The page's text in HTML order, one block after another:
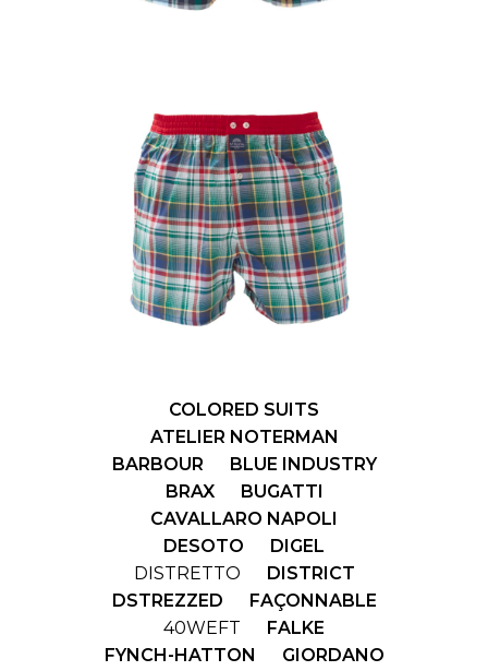
COLORED SUITS
ATELIER NOTERMAN
BARBOUR
BLUE INDUSTRY
BRAX
BUGATTI
CAVALLARO NAPOLI
DESOTO
DIGEL
DISTRETTO
DISTRICT
DSTREZZED
FAÇONNABLE
40WEFT
FALKE
FYNCH-HATTON
GIORDANO